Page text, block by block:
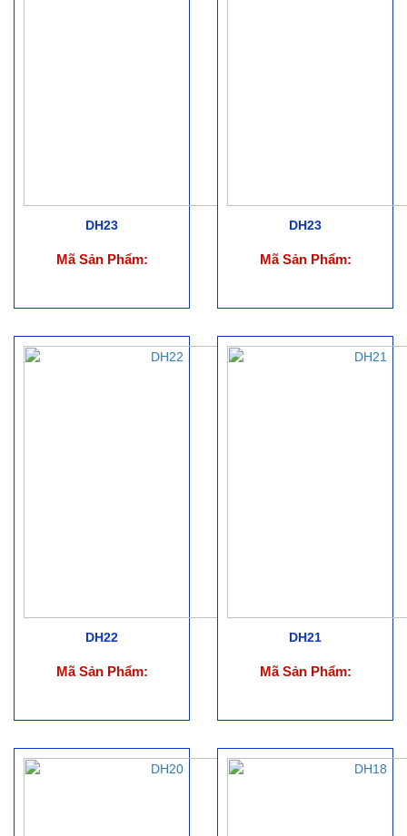
DH23
Mã Sản Phẩm:
DH23
Mã Sản Phẩm:
DH22
Mã Sản Phẩm:
DH21
Mã Sản Phẩm: